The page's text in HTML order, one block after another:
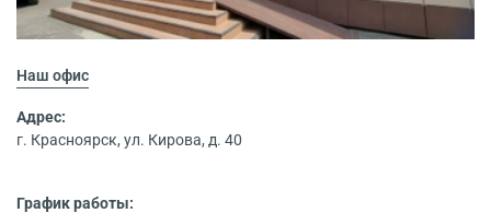
Наш офис
Адрес:
г. Красноярск, ул. Кирова, д. 40
График работы: